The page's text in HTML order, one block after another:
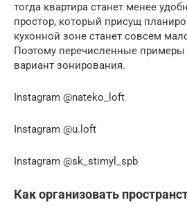
тогда квартира станет менее
простор, который присущ
кухонной зоне станет совсем
Поэтому перечисленные
вариант зонирования.
Instagram @nateko_loft
Instagram @u.loft
Instagram @sk_stimyl_spb
Как организовать